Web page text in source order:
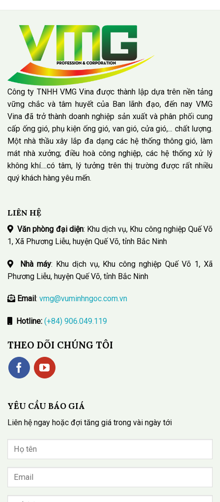
Công ty TNHH VMG Vina được thành lập dựa trên nền tảng
vững chắc và tâm huyết của Ban lãnh đạo, đến nay VMG
Vina đã trở thành doanh nghiệp sản xuất và phân phối cung
cấp ống gió, phụ kiện ống gió, van gió, cửa gió,... chất lượng.
Một nhà thầu xây lắp đa dạng các hệ thống thông gió, làm
mát nhà xưởng; điều hoà công nghiệp, các hệ thống xử lý
không khí....có tâm, lý tưởng trên thị trường được rất nhiều
quý khách hàng yêu mến.
LIÊN HỆ
Văn phòng đại diện: Khu dịch vụ, Khu công nghiệp Quế Võ
1, Xã Phương Liễu, huyện Quế Võ, tỉnh Bắc Ninh
Nhà máy: Khu dịch vụ, Khu công nghiệp Quế Võ 1, Xã
Phương Liễu, huyện Quế Võ, tỉnh Bắc Ninh
Email : vmg@vuminhngoc.com.vn
Hotline: (+84) 906.049.119
THEO DÕI CHÚNG TÔI
YÊU CẦU BÁO GIÁ
Liên hệ ngay hoặc đợi tăng giá trong vài ngày tới